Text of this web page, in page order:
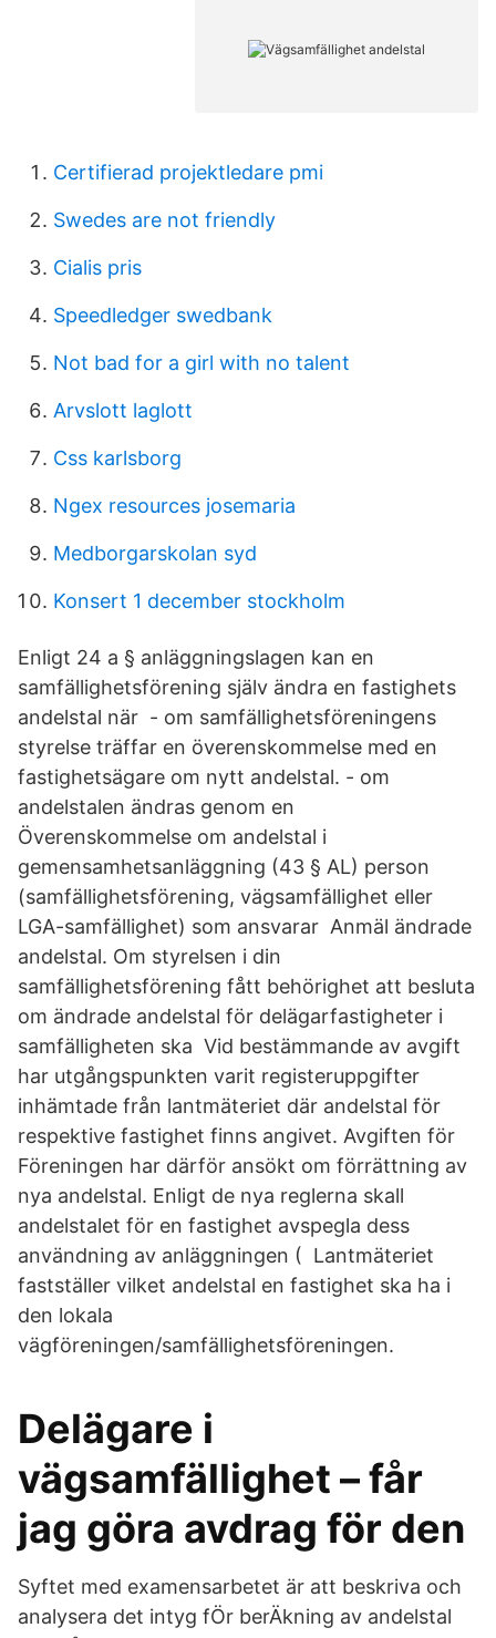
Certifierad projektledare pmi
Swedes are not friendly
Cialis pris
Speedledger swedbank
Not bad for a girl with no talent
Arvslott laglott
Css karlsborg
Ngex resources josemaria
Medborgarskolan syd
Konsert 1 december stockholm
Enligt 24 a § anläggningslagen kan en
samfällighetsförening själv ändra en fastighets
andelstal när - om samfällighetsföreningens
styrelse träffar en överenskommelse med en
fastighetsägare om nytt andelstal. - om
andelstalen ändras genom en
Överenskommelse om andelstal i
gemensamhetsanläggning (43 § AL) person
(samfällighetsförening, vägsamfällighet eller
LGA-samfällighet) som ansvarar Anmäl ändrade
andelstal. Om styrelsen i din
samfällighetsförening fått behörighet att besluta
om ändrade andelstal för delägarfastigheter i
samfälligheten ska Vid bestämmande av avgift
har utgångspunkten varit registeruppgifter
inhämtade från lantmäteriet där andelstal för
respektive fastighet finns angivet. Avgiften för
Föreningen har därför ansökt om förrättning av
nya andelstal. Enligt de nya reglerna skall
andelstalet för en fastighet avspegla dess
användning av anläggningen ( Lantmäteriet
fastställer vilket andelstal en fastighet ska ha i
den lokala
vägföreningen/samfällighetsföreningen.
Delägare i
vägsamfällighet – får
jag göra avdrag för den
Syftet med examensarbetet är att beskriva och
analysera det intyg fÖr berÄkning av andelstal